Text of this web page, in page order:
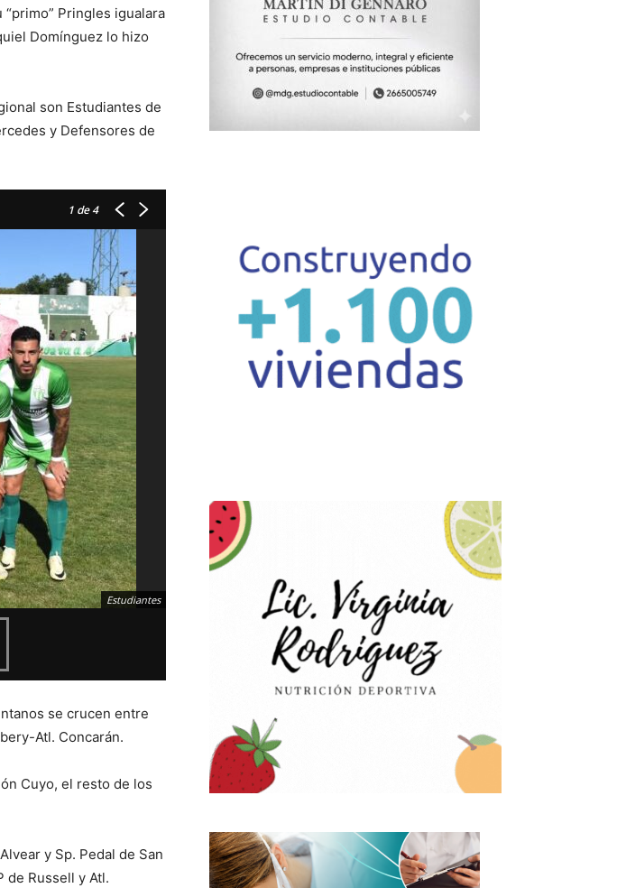
Pringles igualara
Domínguez lo hizo
son Estudiantes de
y Defensores de
1 de 4
Estudiantes
se crucen entre
Atl. Concarán.
Cuyo, el resto de los
y Sp. Pedal de San
de Russell y Atl.